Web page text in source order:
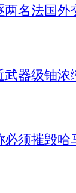
名法国外
器级铀浓
必须摧毁